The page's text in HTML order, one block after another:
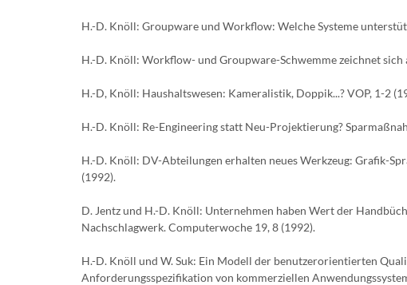
H.-D. Knöll: Groupware und Workflow: Welche Systeme
H.-D. Knöll: Workflow- und Groupware-Schwemme zeichnet sich
H.-D, Knöll: Haushaltswesen: Kameralistik, Doppik...? VOP, 1-2
H.-D. Knöll: Re-Engineering statt Neu-Projektierung?
H.-D. Knöll: DV-Abteilungen erhalten neues Werkzeug: Grafik-
(1992).
D. Jentz und H.-D. Knöll: Unternehmen haben Wert der
Nachschlagwerk. Computerwoche 19, 8 (1992).
H.-D. Knöll und W. Suk: Ein Modell der benutzerorientierten
Anforderungsspezifikation von kommerziellen